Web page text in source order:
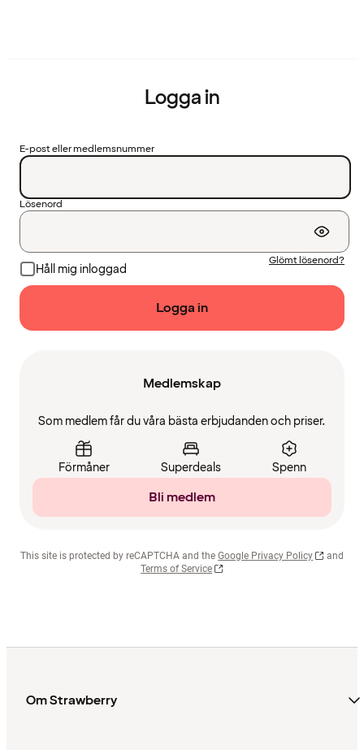
Logga in
E-post eller medlemsnummer
Lösenord
Håll mig inloggad
Glömt lösenord?
Logga in
Medlemskap
Som medlem får du våra bästa erbjudanden och priser.
Förmåner Superdeals Spenn
Bli medlem
This site is protected by reCAPTCHA and the Google Privacy Policy
and
Terms of Service
Om Strawberry